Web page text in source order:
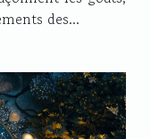
des...